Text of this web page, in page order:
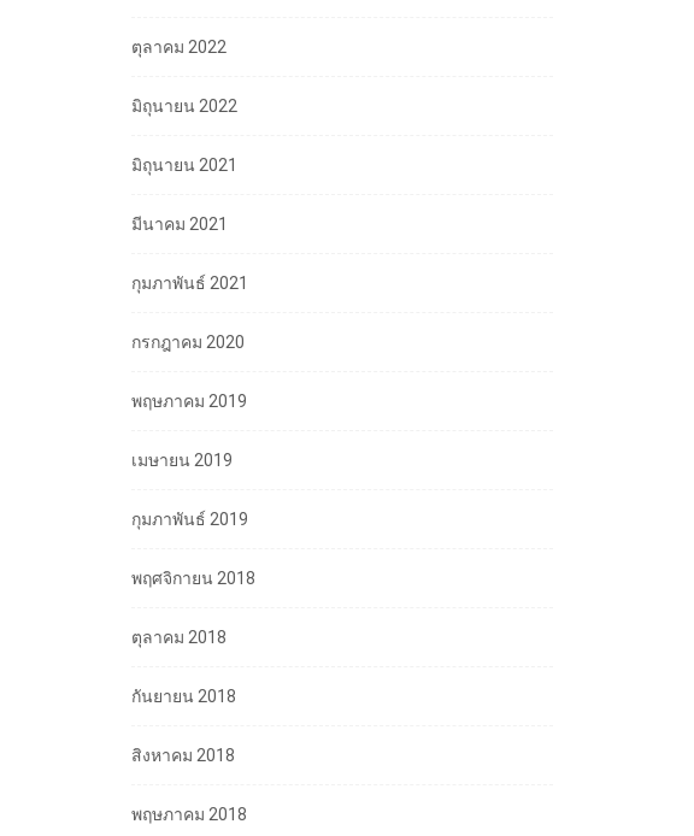
ตุลาคม 2022
มิถุนายน 2022
มิถุนายน 2021
มีนาคม 2021
กุมภาพันธ์ 2021
กรกฎาคม 2020
พฤษภาคม 2019
เมษายน 2019
กุมภาพันธ์ 2019
พฤศจิกายน 2018
ตุลาคม 2018
กันยายน 2018
สิงหาคม 2018
พฤษภาคม 2018